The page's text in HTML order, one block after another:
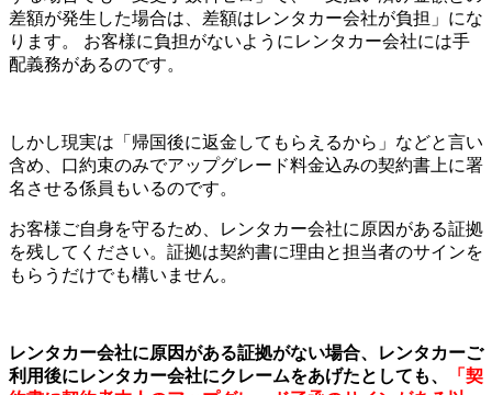
差額が発生した場合は、差額はレンタカー会社が負担」にな
ります。 お客様に負担がないようにレンタカー会社には手
配義務があるのです。
しかし現実は「帰国後に返金してもらえるから」などと言い
含め、口約束のみでアップグレード料金込みの契約書上に署
名させる係員もいるのです。
お客様ご自身を守るため、レンタカー会社に原因がある証拠
を残してください。証拠は契約書に理由と担当者のサインを
もらうだけでも構いません。
レンタカー会社に原因がある証拠がない場合、レンタカーご
利用後にレンタカー会社にクレームをあげたとしても、
「契